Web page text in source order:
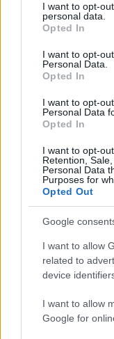
not limited to your
grant or deny
use your data for
consent section.
I want to opt-
personal data.
Opted In
I want to opt-
Personal Data.
Opted In
I want to opt-
Personal Data
Opted In
I want to opt-
Retention,
Personal Data
Purposes for
Opted Out
Google
I want to allow
related to
device
I want to allow
Google for
DIVAT
5 trend,
volna,
2026-ban
SZÉPSÉG
10 frizura,
lesz majd